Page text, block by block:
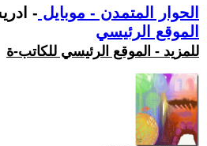
الحوار المتمدن - موبايل -
الموقع الرئيسي
للمزيد - الموقع الرئيسي للكاتب-ة